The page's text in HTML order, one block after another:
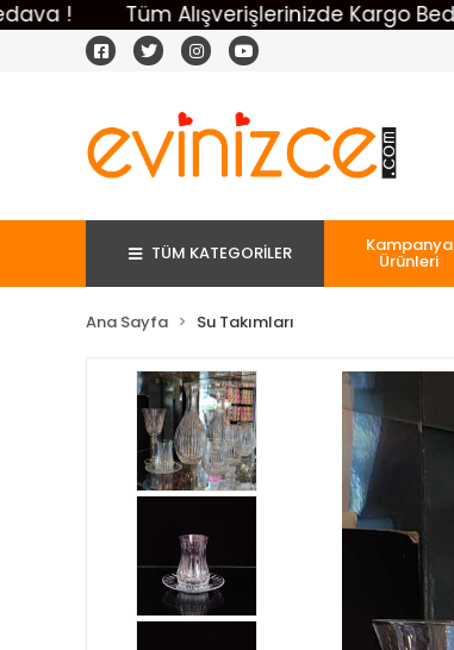
Tüm Alışverişlerinizde Kargo Bedava !
TÜM KATEGORİLER Kampanya
Ürünleri
Ana Sayfa Su Takımları